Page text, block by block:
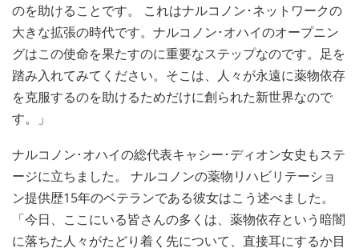
のを助けることです。 これはナルコノン･ネットワークの
大きな拡張の時代です。ナルコノン･オハイのオープニン
グはこの使命を果たすのに重要なステップなのです。足を
踏み入れてみてください。そこは、人々が永遠に薬物依存
を克服するのを助けるためだけに創られた新世界なので
す。」
ナルコノン･オハイの総代表キャシー･ディオン女史もステ
ージに立ちました。 ナルコノンの薬物リハビリテーショ
ン提供歴15年のベテランである彼女はこう述べました。
「今日、ここにいる皆さんの多くは、薬物依存という暗闇
に落ちた人々がたどり着く先について、直接耳にするか目